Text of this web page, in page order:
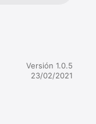
Versión 1.0.5
23/02/2021